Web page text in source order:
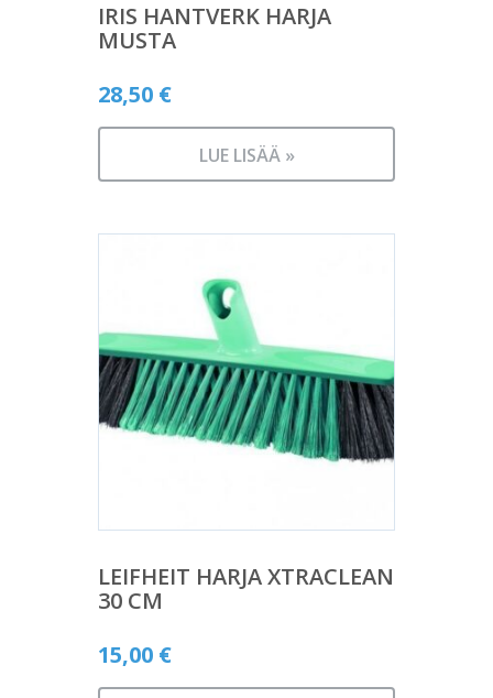
IRIS HANTVERK HARJA
MUSTA
28,50 €
LUE LISÄÄ »
LEIFHEIT HARJA XTRACLEAN
30 CM
15,00 €